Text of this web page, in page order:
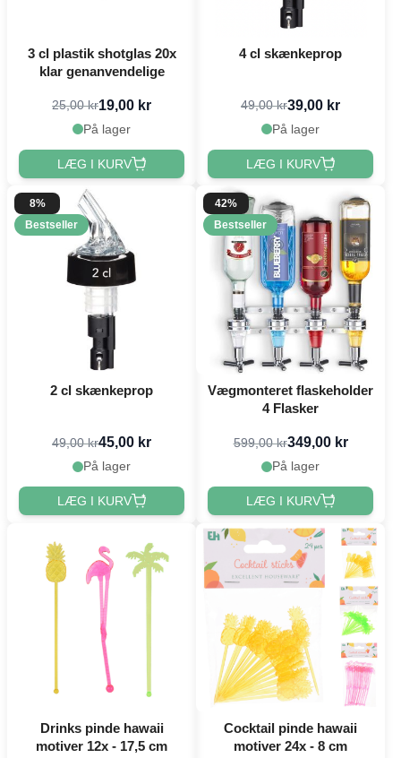
3 cl plastik shotglas 20x
klar genanvendelige
25,00 kr19,00 kr
På lager
LÆG I KURV
4 cl skænkeprop
49,00 kr39,00 kr
På lager
LÆG I KURV
8%
Bestseller
2 cl skænkeprop
49,00 kr45,00 kr
På lager
LÆG I KURV
42%
Bestseller
Vægmonteret flaskeholder
4 Flasker
599,00 kr349,00 kr
På lager
LÆG I KURV
Drinks pinde hawaii
motiver 12x - 17,5 cm
Cocktail pinde hawaii
motiver 24x - 8 cm